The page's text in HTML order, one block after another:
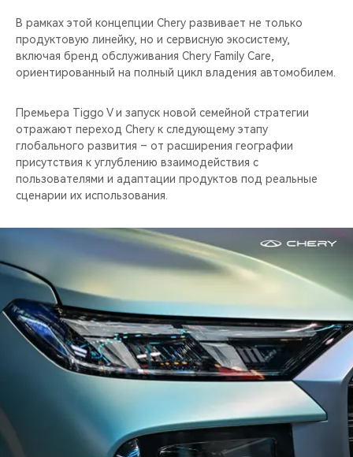
В рамках этой концепции Chery развивает не только
продуктовую линейку, но и сервисную экосистему,
включая бренд обслуживания Chery Family Care,
ориентированный на полный цикл владения автомобилем.
Премьера Tiggo V и запуск новой семейной стратегии
отражают переход Chery к следующему этапу
глобального развития – от расширения географии
присутствия к углублению взаимодействия с
пользователями и адаптации продуктов под реальные
сценарии их использования.